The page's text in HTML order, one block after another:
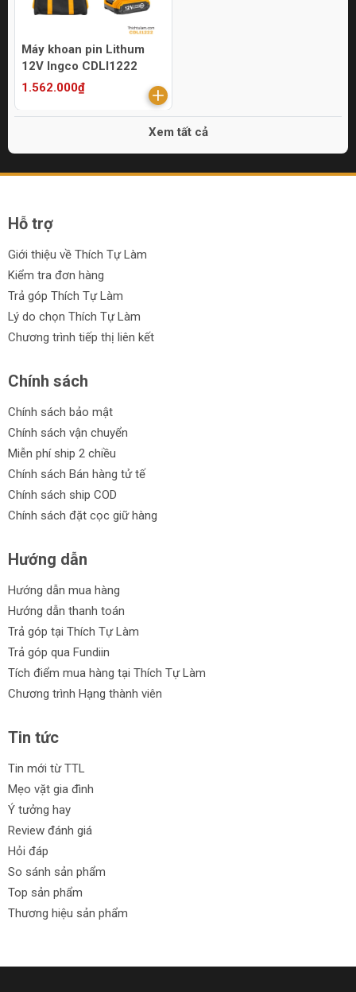
Máy khoan pin Lithum
12V Ingco CDLI1222
1.562.000₫
Xem tất cả
Hỗ trợ
Giới thiệu về Thích Tự Làm
Kiểm tra đơn hàng
Trả góp Thích Tự Làm
Lý do chọn Thích Tự Làm
Chương trình tiếp thị liên kết
Chính sách
Chính sách bảo mật
Chính sách vận chuyển
Miễn phí ship 2 chiều
Chính sách Bán hàng tử tế
Chính sách ship COD
Chính sách đặt cọc giữ hàng
Hướng dẫn
Hướng dẫn mua hàng
Hướng dẫn thanh toán
Trả góp tại Thích Tự Làm
Trả góp qua Fundiin
Tích điểm mua hàng tại Thích Tự Làm
Chương trình Hạng thành viên
Tin tức
Tin mới từ TTL
Mẹo vặt gia đình
Ý tưởng hay
Review đánh giá
Hỏi đáp
So sánh sản phẩm
Top sản phẩm
Thương hiệu sản phẩm